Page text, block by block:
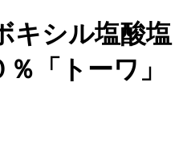
キシル塩酸塩
「トーワ」